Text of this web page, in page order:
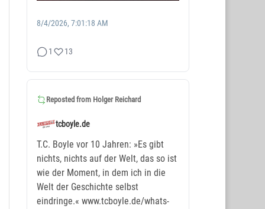
8/4/2026, 7:01:18 AM
1 13
Reposted from Holger Reichard
tcboyle.de
T.C. Boyle vor 10 Jahren: »Es gibt
nichts, nichts auf der Welt, das so ist
wie der Moment, in dem ich in die
Welt der Geschichte selbst
eindringe.« www.tcboyle.de/whats-